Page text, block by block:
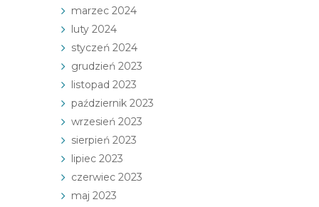
marzec 2024
luty 2024
styczeń 2024
grudzień 2023
listopad 2023
październik 2023
wrzesień 2023
sierpień 2023
lipiec 2023
czerwiec 2023
maj 2023